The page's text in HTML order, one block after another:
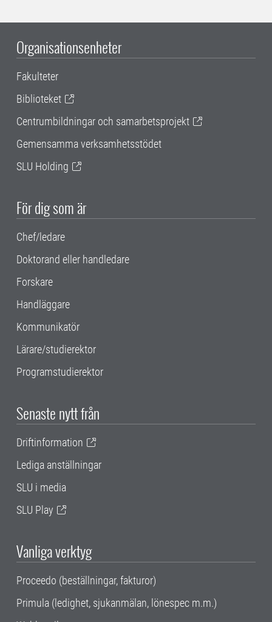
Organisationsenheter
Fakulteter
Biblioteket
Centrumbildningar och samarbetsprojekt
Gemensamma verksamhetsstödet
SLU Holding
För dig som är
Chef/ledare
Doktorand eller handledare
Forskare
Handläggare
Kommunikatör
Lärare/studierektor
Programstudierektor
Senaste nytt från
Driftinformation
Lediga anställningar
SLU i media
SLU Play
Vanliga verktyg
Proceedo (beställningar, fakturor)
Primula (ledighet, sjukanmälan, lönespec m.m.)